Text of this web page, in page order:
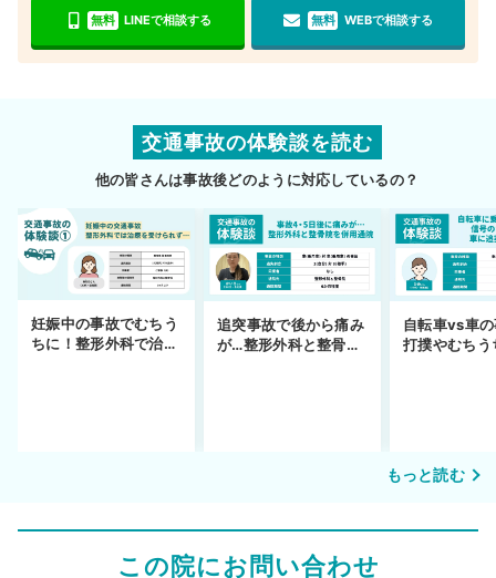
無料 LINEで相談する 無料 WEBで相談する
交通事故の体験談を読む
他の皆さんは事故後どのように対応しているの？
妊娠中の事故でむちう
ちに！整形外科で治療
追突事故で後から痛み
が…整形外科と整骨院
自転車vs車
打撲やむちう
もっと読む
この院にお問い合わせ